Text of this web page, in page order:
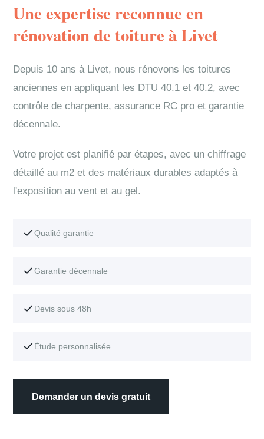
Une expertise reconnue en
rénovation de toiture à Livet
Depuis 10 ans à Livet, nous rénovons les toitures
anciennes en appliquant les DTU 40.1 et 40.2, avec
contrôle de charpente, assurance RC pro et garantie
décennale.
Votre projet est planifié par étapes, avec un chiffrage
détaillé au m2 et des matériaux durables adaptés à
l'exposition au vent et au gel.
Qualité garantie
Garantie décennale
Devis sous 48h
Étude personnalisée
Demander un devis gratuit